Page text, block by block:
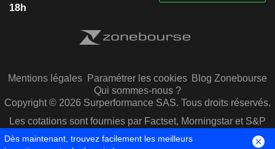
18h
Mentions légales Paramétrer les cookies Blog Zonebourse
Qui sommes-nous ?
Copyright © 2026 Surperformance SAS. Tous droits réservés.
Les cotations sont fournies par Factset, Morningstar et S&P
Capital IQ
Dès maintenant, trouvez facilement les meilleurs